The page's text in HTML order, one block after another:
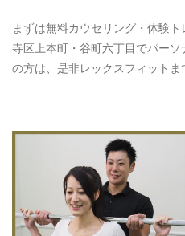
まずは無料カウセリング・体験
寺区上本町・谷町六丁目でパー
の方は、是非レックスフィットま